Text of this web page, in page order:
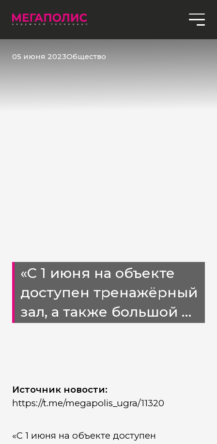
05 июня 2023Общество
«С 1 июня на объекте
доступен тренажёрный
зал, а также большой и
Источник новости:
https://t.me/megapolis_ugra/11320
«С 1 июня на объекте доступен